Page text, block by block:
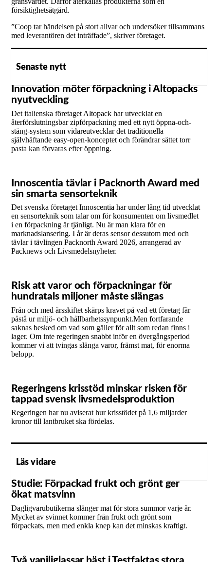
försiktighetsåtgärd.
”Coop tar händelsen på stort allvar och undersöker tillsammans
med leverantören det inträffade”, skriver företaget.
Senaste nytt
Innovation möter förpackning i Altopacks
nyutveckling
Det italienska företaget Altopack har utvecklat en
återförslutningsbar zipförpackning med ett nytt öppna-och-
stäng-system som vidareutvecklar det traditionella
självhäftande easy-open-konceptet och förändrar sättet torr
pasta kan förvaras efter öppning.
Innoscentia tävlar i Packnorth Award med
sin smarta sensorteknik
Det svenska företaget Innoscentia har under lång tid utvecklat
en sensorteknik som talar om för konsumenten om livsmedlet
i en förpackning är tjänligt. Nu är man klara för en
marknadslansering. I år är deras sensor dessutom med och
tävlar i tävlingen Packnorth Award 2026, arrangerad av
Packnews och Livsmedelsnyheter.
Risk att varor och förpackningar för
hundratals miljoner måste slängas
Från och med årsskiftet skärps kravet på vad ett företag får
påstå ur miljö- och hållbarhetssynpunkt.Men fortfarande
saknas besked om vad som gäller för allt som redan finns i
lager. Om inte regeringen snabbt inför en övergångsperiod
kommer vi att tvingas slänga varor, främst mat, för enorma
belopp.
Regeringens krisstöd minskar risken för
tappad svensk livsmedelsproduktion
Regeringen har nu aviserat hur krisstödet på 1,6 miljarder
kronor till lantbruket ska fördelas.
Läs vidare
Studie: Förpackad frukt och grönt ger
ökat matsvinn
Dagligvarubutikerna slänger mat för stora summor varje år.
Mycket av svinnet kommer från frukt och grönt som
förpackats, men med enkla knep kan det minskas kraftigt.